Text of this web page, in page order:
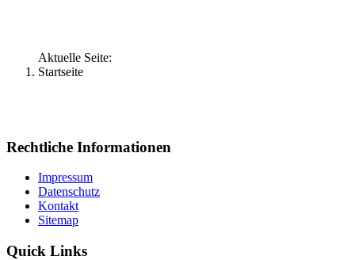
Aktuelle Seite:
Startseite
Rechtliche Informationen
Impressum
Datenschutz
Kontakt
Sitemap
Quick Links